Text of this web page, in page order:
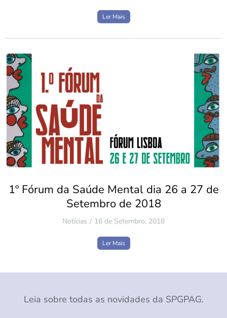
Ler Mais
1º Fórum da Saúde Mental dia 26 a 27 de
Setembro de 2018
Notícias 16 de Setembro, 2018
Ler Mais
Leia sobre todas as novidades da SPGPAG.